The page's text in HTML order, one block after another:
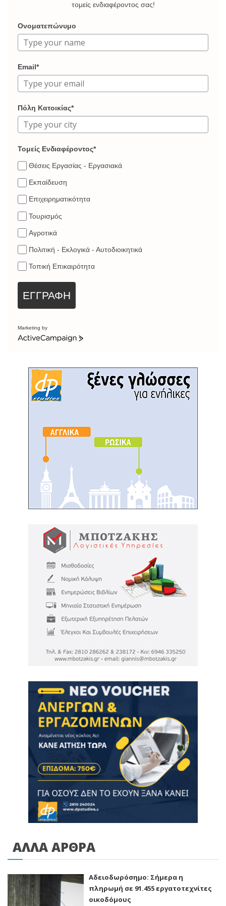
τομείς ενδιαφέροντος σας!
Ονοματεπώνυμο
Email*
Πόλη Κατοικίας*
Τομείς Ενδιαφέροντος*
Θέσεις Εργασίας - Εργασιακά
Εκπαίδευση
Επιχειρηματικότητα
Τουρισμός
Αγροτικά
Πολιτική - Εκλογικά - Αυτοδιοικητικά
Τοπική Επικαιρότητα
ΕΓΓΡΑΦΗ
Marketing by
ΑΛΛΑ ΑΡΘΡΑ
Αδειοδωρόσημο: Σήμερα η
πληρωμή σε 91.455 εργατοτεχνίτες
οικοδόμους